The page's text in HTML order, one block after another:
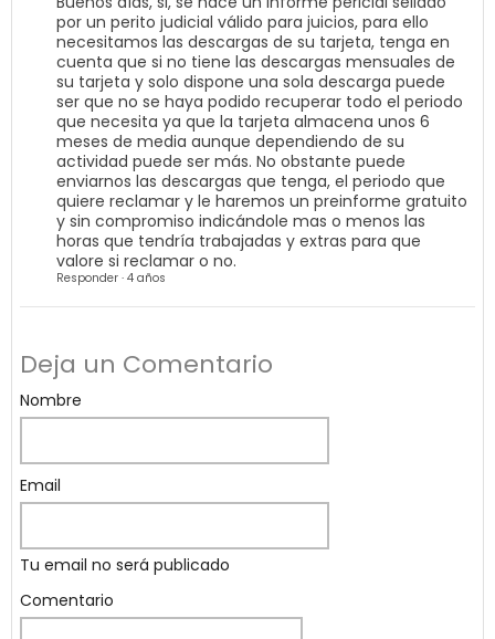
por un perito judicial válido para juicios, para ello
necesitamos las descargas de su tarjeta, tenga en
cuenta que si no tiene las descargas mensuales de
su tarjeta y solo dispone una sola descarga puede
ser que no se haya podido recuperar todo el periodo
que necesita ya que la tarjeta almacena unos 6
meses de media aunque dependiendo de su
actividad puede ser más. No obstante puede
enviarnos las descargas que tenga, el periodo que
quiere reclamar y le haremos un preinforme gratuito
y sin compromiso indicándole mas o menos las
horas que tendría trabajadas y extras para que
valore si reclamar o no.
Responder · 4 años
Deja un Comentario
Nombre
Email
Tu email no será publicado
Comentario